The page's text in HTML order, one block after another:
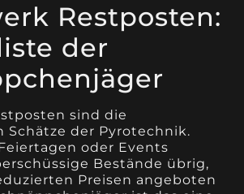
Restposten:
der
sind die
der Pyrotechnik.
oder Events
Bestände übrig,
Preisen angeboten